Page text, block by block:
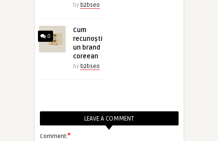
by b2bseo
0
Cum
recunoști
un brand
coreean
by b2bseo
LEAVE A COMMENT
Comment:*